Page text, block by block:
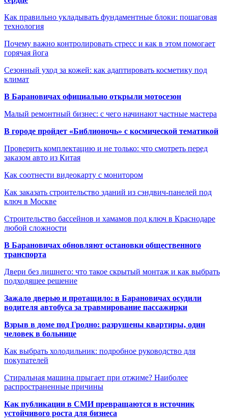
Как правильно укладывать фундаментные блоки: пошаговая
технология
Почему важно контролировать стресс и как в этом помогает
горячая йога
Сезонный уход за кожей: как адаптировать косметику под
климат
В Барановичах официально открыли мотосезон
Малый ремонтный бизнес: с чего начинают частные мастера
В городе пройдет «Библионочь» с космической тематикой
Проверить комплектацию и не только: что смотреть перед
заказом авто из Китая
Как соотнести видеокарту с монитором
Как заказать строительство зданий из сэндвич-панелей под
ключ в Москве
Строительство бассейнов и хамамов под ключ в Краснодаре
любой сложности
В Барановичах обновляют остановки общественного
транспорта
Двери без лишнего: что такое скрытый монтаж и как выбрать
подходящее решение
Зажало дверью и протащило: в Барановичах осудили
водителя автобуса за травмирование пассажирки
Взрыв в доме под Гродно: разрушены квартиры, один
человек в больнице
Как выбрать холодильник: подробное руководство для
покупателей
Стиральная машина прыгает при отжиме? Наиболее
распространенные причины
Как публикации в СМИ превращаются в источник
устойчивого роста для бизнеса